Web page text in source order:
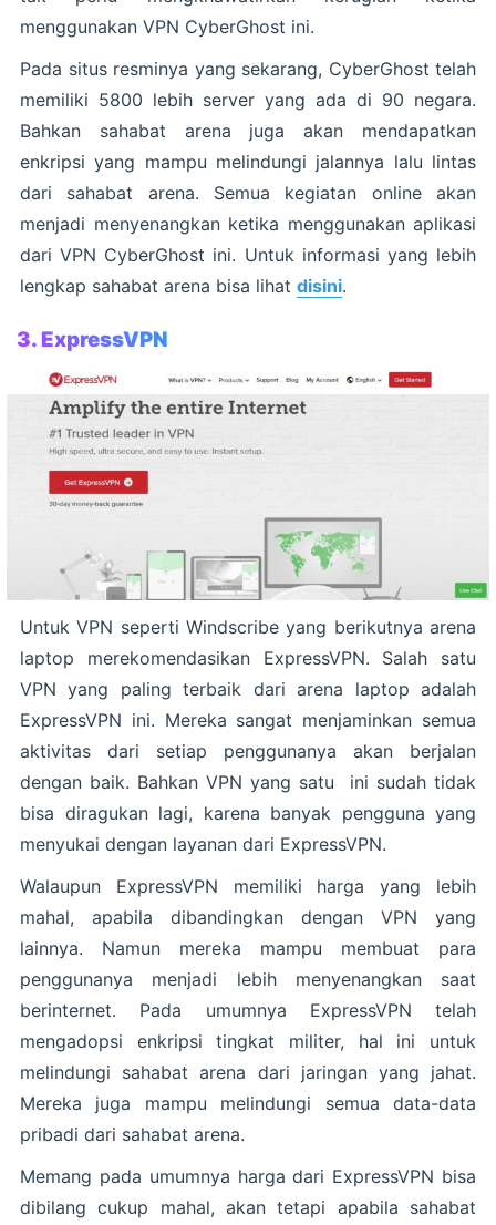
menggunakan VPN CyberGhost ini.
Pada situs resminya yang sekarang, CyberGhost telah
memiliki 5800 lebih server yang ada di 90 negara.
Bahkan sahabat arena juga akan mendapatkan
enkripsi yang mampu melindungi jalannya lalu lintas
dari sahabat arena. Semua kegiatan online akan
menjadi menyenangkan ketika menggunakan aplikasi
dari VPN CyberGhost ini. Untuk informasi yang lebih
lengkap sahabat arena bisa lihat disini.
3. ExpressVPN
Untuk VPN seperti Windscribe yang berikutnya arena
laptop merekomendasikan ExpressVPN. Salah satu
VPN yang paling terbaik dari arena laptop adalah
ExpressVPN ini. Mereka sangat menjaminkan semua
aktivitas dari setiap penggunanya akan berjalan
dengan baik. Bahkan VPN yang satu ini sudah tidak
bisa diragukan lagi, karena banyak pengguna yang
menyukai dengan layanan dari ExpressVPN.
Walaupun ExpressVPN memiliki harga yang lebih
mahal, apabila dibandingkan dengan VPN yang
lainnya. Namun mereka mampu membuat para
penggunanya menjadi lebih menyenangkan saat
berinternet. Pada umumnya ExpressVPN telah
mengadopsi enkripsi tingkat militer, hal ini untuk
melindungi sahabat arena dari jaringan yang jahat.
Mereka juga mampu melindungi semua data-data
pribadi dari sahabat arena.
Memang pada umumnya harga dari ExpressVPN bisa
dibilang cukup mahal, akan tetapi apabila sahabat